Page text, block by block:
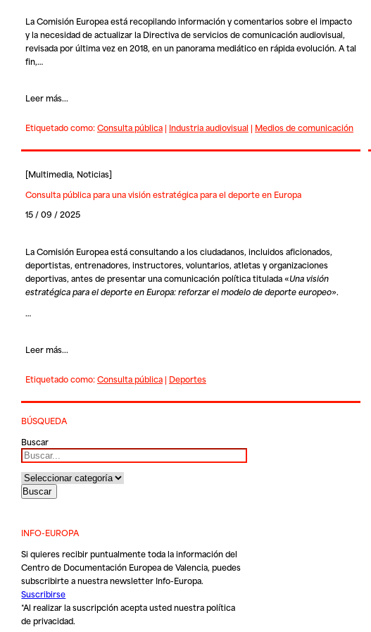
La Comisión Europea está recopilando información y comentarios sobre el impacto
y la necesidad de actualizar la Directiva de servicios de comunicación audiovisual,
revisada por última vez en 2018, en un panorama mediático en rápida evolución. A tal
fin,…
Leer más...
Etiquetado como:Consulta pública| Industria audiovisual | Medios de comunicación
[Multimedia, Noticias]
Consulta pública para una visión estratégica para el deporte en Europa
15 / 09 / 2025
La Comisión Europea está consultando a los ciudadanos, incluidos aficionados,
deportistas, entrenadores, instructores, voluntarios, atletas y organizaciones
deportivas, antes de presentar una comunicación política titulada «Una visión
estratégica para el deporte en Europa: reforzar el modelo de deporte europeo».
…
Leer más...
Etiquetado como:Consulta pública| Deportes
BÚSQUEDA
Buscar
INFO-EUROPA
Si quieres recibir puntualmente toda la información del
Centro de Documentación Europea de Valencia, puedes
subscribirte a nuestra newsletter Info-Europa.
Suscribirse
*Al realizar la suscripción acepta usted nuestrapolítica
de privacidad.